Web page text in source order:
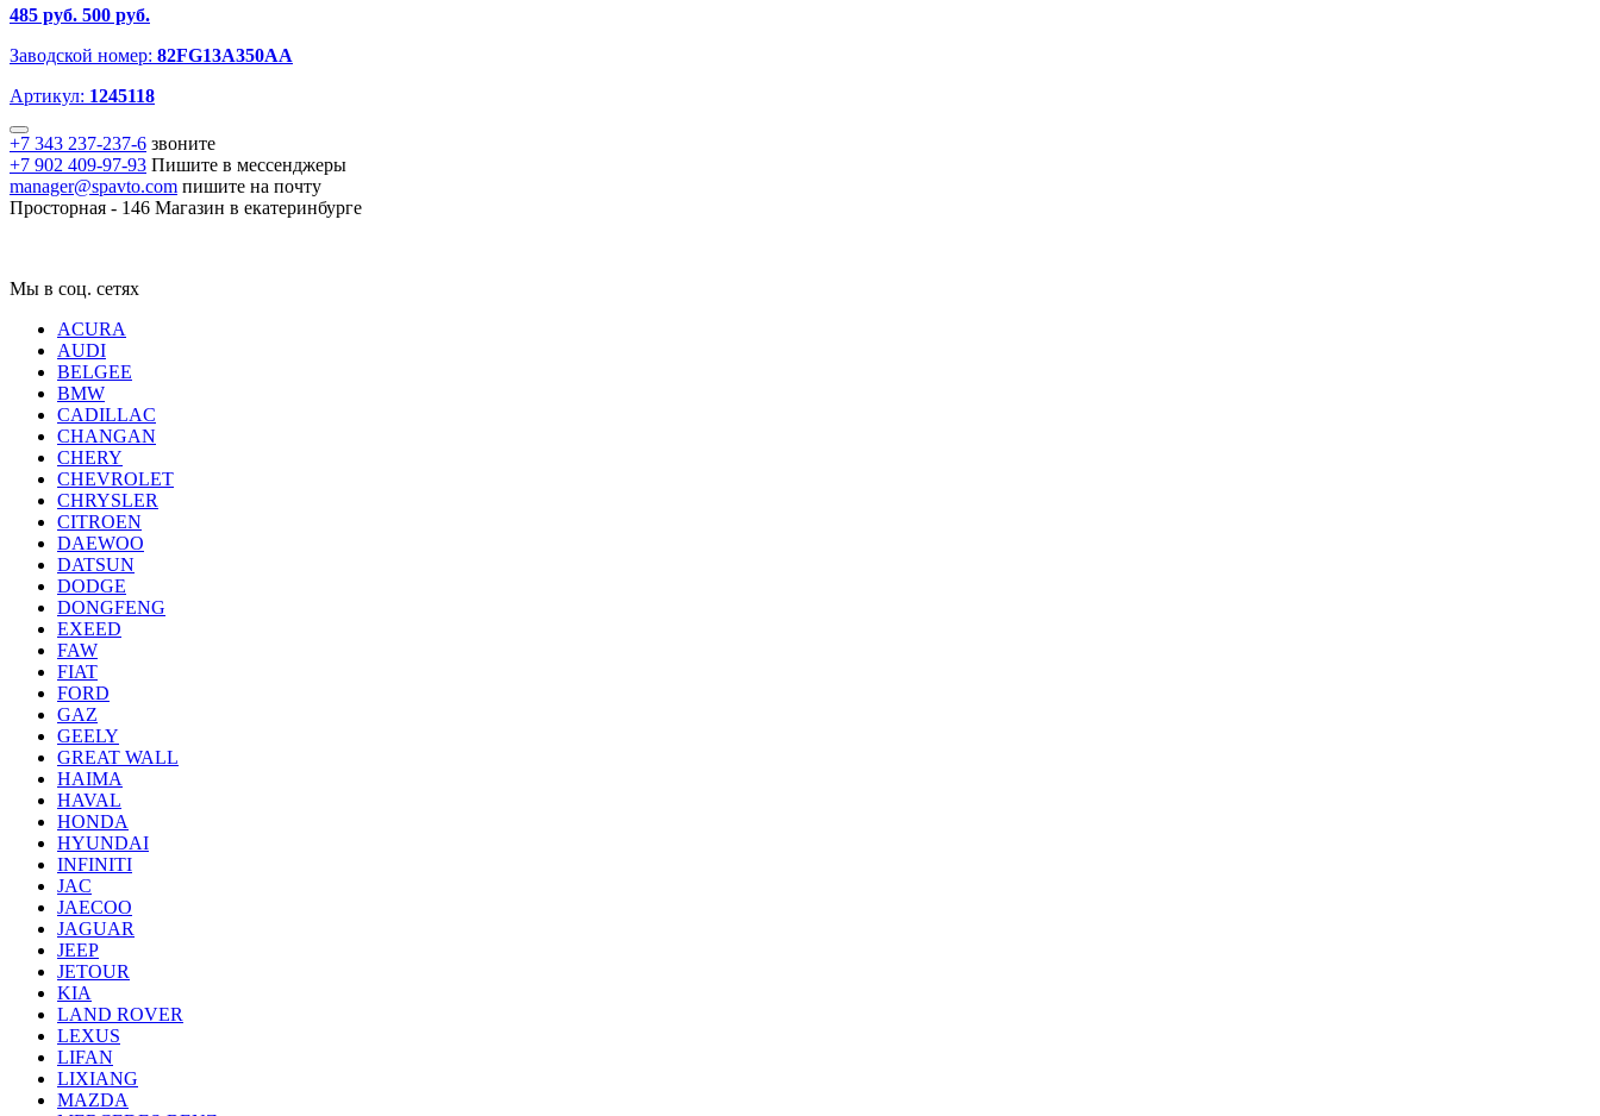
485 руб. 500 руб.
Заводской номер: 82FG13A350AA
Артикул: 1245118
+7 343 237-237-6 звоните
+7 902 409-97-93 Пишите в мессенджеры
manager@spavto.com пишите на почту
Просторная - 146 Магазин в екатеринбурге
Мы в соц. сетях
ACURA
AUDI
BELGEE
BMW
CADILLAC
CHANGAN
CHERY
CHEVROLET
CHRYSLER
CITROEN
DAEWOO
DATSUN
DODGE
DONGFENG
EXEED
FAW
FIAT
FORD
GAZ
GEELY
GREAT WALL
HAIMA
HAVAL
HONDA
HYUNDAI
INFINITI
JAC
JAECOO
JAGUAR
JEEP
JETOUR
KIA
LAND ROVER
LEXUS
LIFAN
LIXIANG
MAZDA